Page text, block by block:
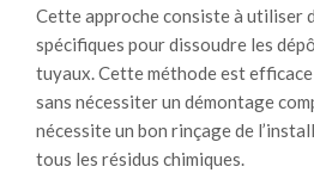
Cette approche consiste à utiliser
spécifiques pour dissoudre les
tuyaux. Cette méthode est
sans nécessiter un démontage
nécessite un bon rinçage de
tous les résidus chimiques.